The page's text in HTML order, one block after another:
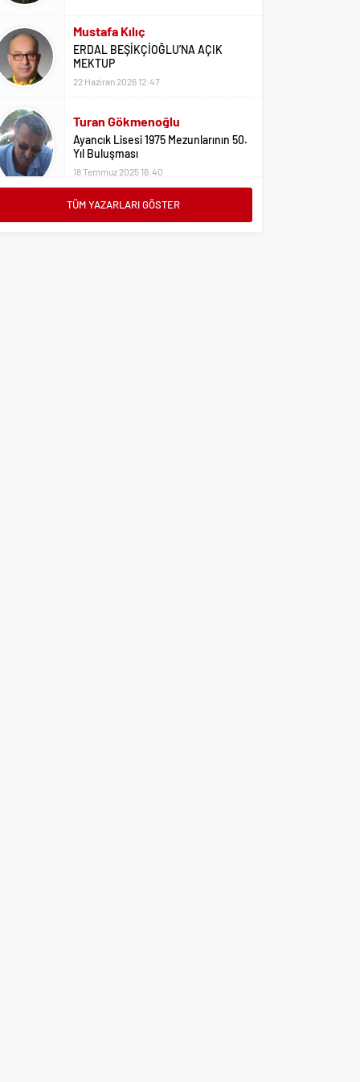
Turan Gökmenoğlu
Ayancık Lisesi 1975 Mezunlarının 50.
Yıl Buluşması
Adil Yıldız
Bu Sene Fenerbahçe Ülke Puanlarını
TÜM YAZARLARI GÖSTER